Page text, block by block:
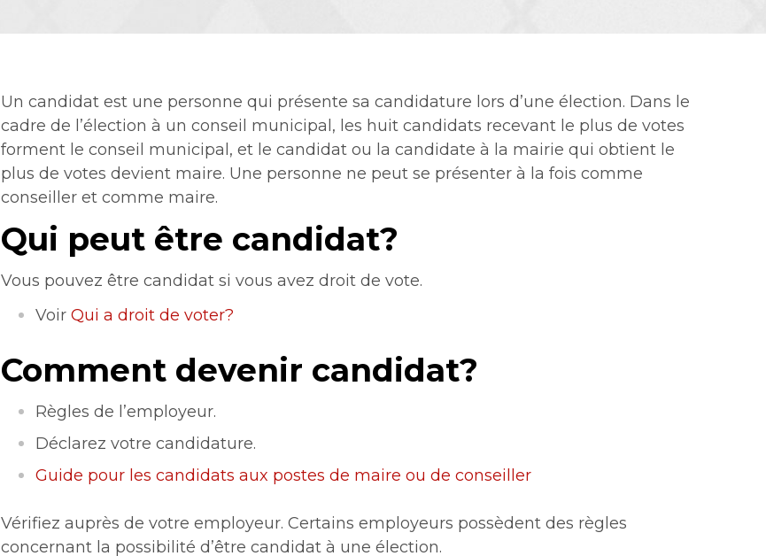
Un candidat est une personne qui présente sa candidature lors d’une élection. Dans le
cadre de l’élection à un conseil municipal, les huit candidats recevant le plus de votes
forment le conseil municipal, et le candidat ou la candidate à la mairie qui obtient le
plus de votes devient maire. Une personne ne peut se présenter à la fois comme
conseiller et comme maire.
Qui peut être candidat?
Vous pouvez être candidat si vous avez droit de vote.
VoirQui a droit de voter?
Comment devenir candidat?
Règles de l’employeur.
Déclarez votre candidature.
Guide pour les candidats aux postes de maire ou de conseiller
Vérifiez auprès de votre employeur. Certains employeurs possèdent des règles
concernant la possibilité d’être candidat à une élection.